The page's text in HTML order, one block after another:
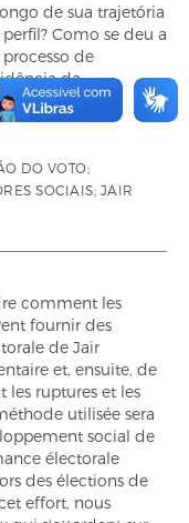
de sua trajetória
Como se deu a
de
da
DO VOTO;
SOCIAIS; JAIR
comment les
fournir des
de Jair
et, ensuite, de
les ruptures et les
utilisée sera
social de
électorale
des élections de
effort, nous